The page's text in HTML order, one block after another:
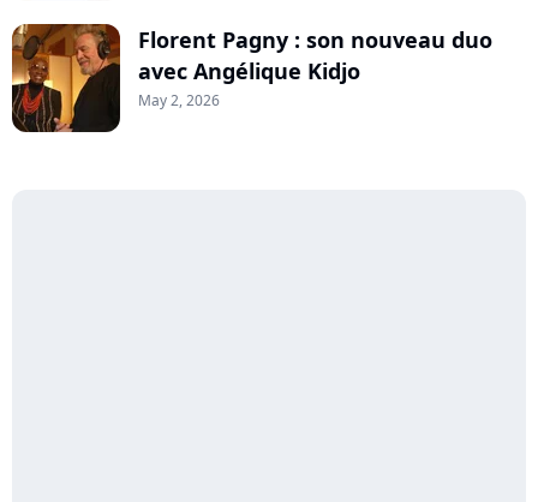
Florent Pagny : son nouveau duo
avec Angélique Kidjo
May 2, 2026